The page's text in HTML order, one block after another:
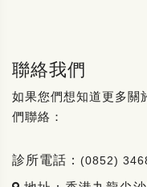
聯絡我們
如果您們想知道更多關
們聯絡：
診所電話： (0852)